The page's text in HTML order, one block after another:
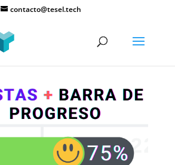
contacto@tesel.tech